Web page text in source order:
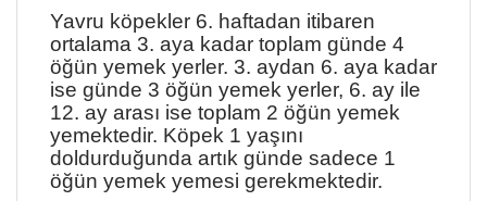
Yavru köpekler 6. haftadan itibaren
ortalama 3. aya kadar toplam günde 4
öğün yemek yerler. 3. aydan 6. aya kadar
ise günde 3 öğün yemek yerler, 6. ay ile
12. ay arası ise toplam 2 öğün yemek
yemektedir. Köpek 1 yaşını
doldurduğunda artık günde sadece 1
öğün yemek yemesi gerekmektedir.